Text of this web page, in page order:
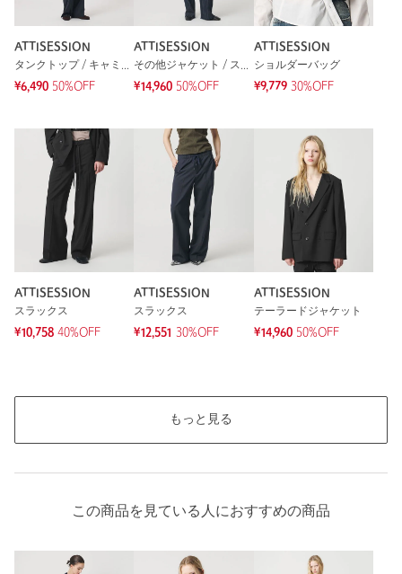
1人が参考になったと回答
※レビューは、個人の主観による感想・体感によるもので、商品の効果や性
能を保証するものではありません。
もっと見る
ATTISESSION
タンクトップ / キャミソール
¥6,490 50%OFF
ATTISESSION
その他ジャケット / スーツ / セットアップ
¥14,960 50%OFF
ATTISESSION
ショルダーバッグ
¥9,779 30%OFF
ATTISESSION
スラックス
¥10,758 40%OFF
ATTISESSION
スラックス
¥12,551
30%OFF
ATTISESSION
テーラードジャケット
¥14,960 50%OFF
もっと見る
この商品を見ている人におすすめの商品